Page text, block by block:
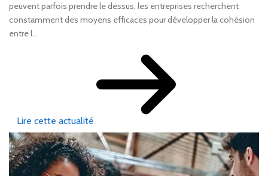
peuvent parfois prendre le dessus, les entreprises recherchent
constamment des moyens efficaces pour développer la cohésion
entre l...
Lire cette actualité